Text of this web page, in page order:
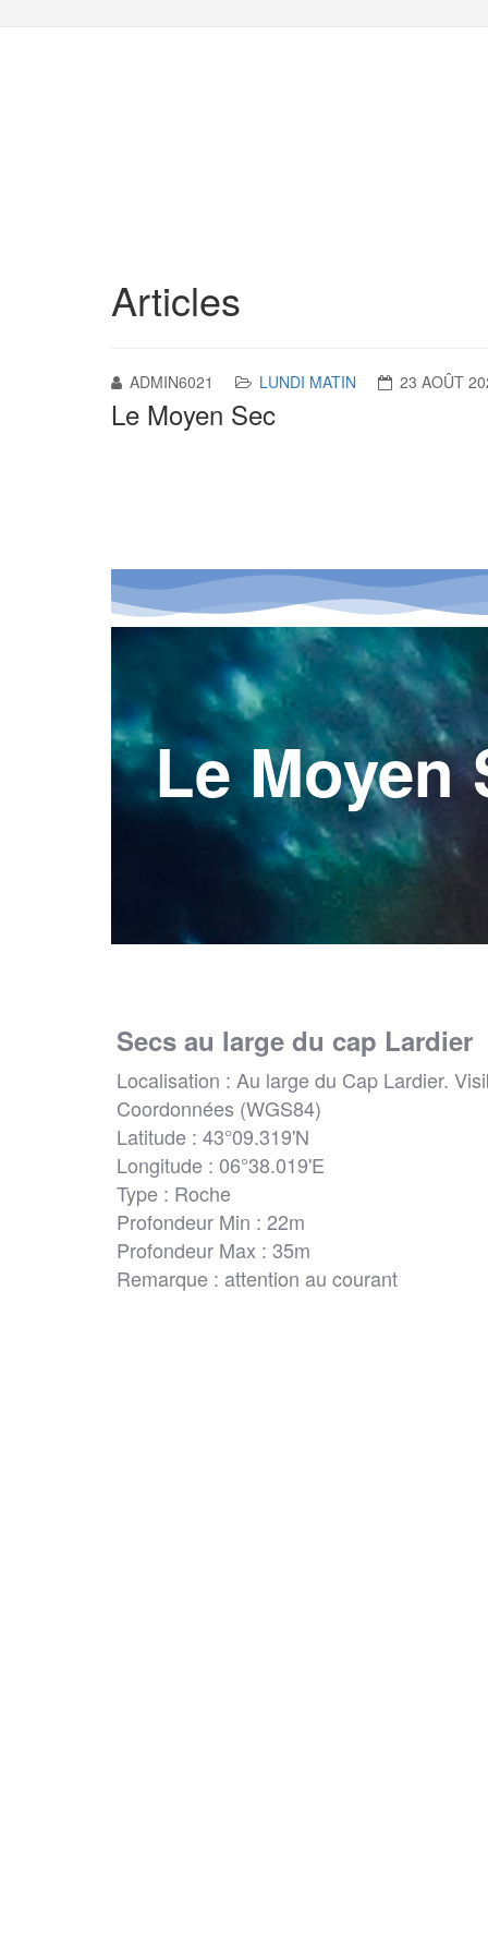
Articles
ADMIN6021 LUNDI MATIN 23 AOÛT
Le Moyen Sec
Le Moyen
Secs au large du cap Lardier
Localisation : Au large du Cap Lardier.
Coordonnées (WGS84)
Latitude : 43°09.319'N
Longitude : 06°38.019'E
Type : Roche
Profondeur Min : 22m
Profondeur Max : 35m
Remarque : attention au courant